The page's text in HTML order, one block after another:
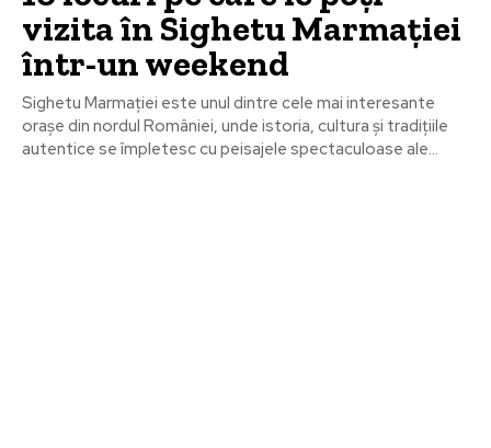
vizita în Sighetu Marmației
într-un weekend
Sighetu Marmației este unul dintre cele mai interesante
orașe din nordul României, unde istoria, cultura și tradițiile
autentice se împletesc cu peisajele spectaculoase ale...